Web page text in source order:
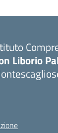
Liborio